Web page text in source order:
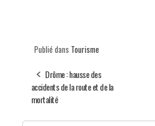
Publié dans Tourisme
Drôme : hausse des
accidents de la route et de la
mortalité